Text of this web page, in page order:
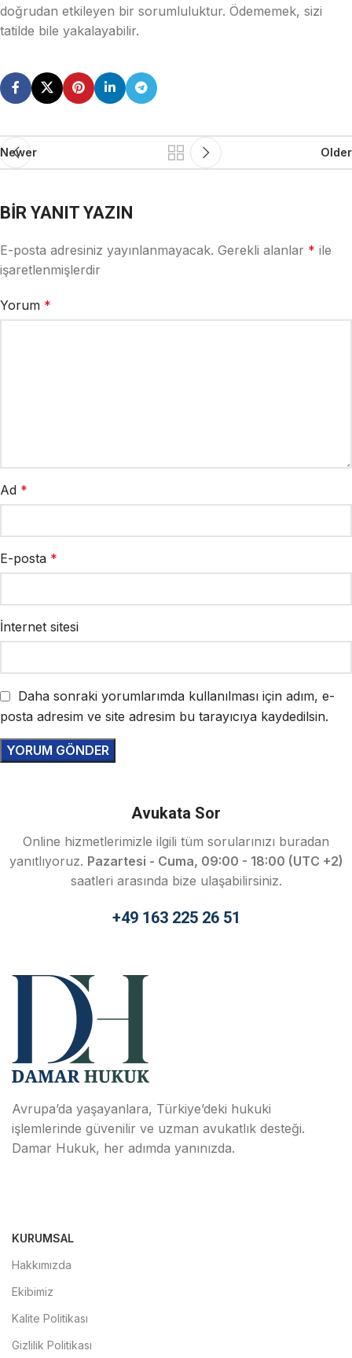
doğrudan etkileyen bir sorumluluktur. Ödememek, sizi
tatilde bile yakalayabilir.
Newer Older
BIR YANIT YAZIN
E-posta adresiniz yayınlanmayacak. Gerekli alanlar * ile
işaretlenmişlerdir
Yorum *
Ad *
E-posta *
İnternet sitesi
Daha sonraki yorumlarımda kullanılması için adım, e-
posta adresim ve site adresim bu tarayıcıya kaydedilsin.
Alternative:
Avukata Sor
Online hizmetlerimizle ilgili tüm sorularınızı buradan
yanıtlıyoruz. Pazartesi - Cuma, 09:00 - 18:00 (UTC +2)
saatleri arasında bize ulaşabilirsiniz.
+49 163 225 26 51
Avrupa’da yaşayanlara, Türkiye’deki hukuki
işlemlerinde güvenilir ve uzman avukatlık desteği.
Damar Hukuk, her adımda yanınızda.
KURUMSAL
Hakkımızda
Ekibimiz
Kalite Politikası
Gizlilik Politikası